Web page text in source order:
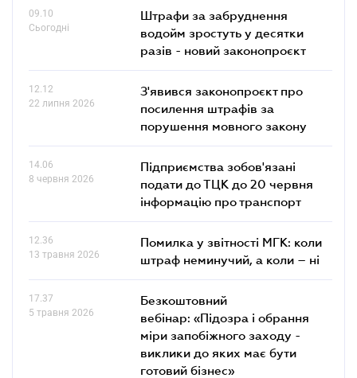
09.10
Сьогодні
Штрафи за забруднення
водойм зростуть у десятки
разів - новий законопроєкт
12.12
22 липня 2026
З'явився законопроєкт про
посилення штрафів за
порушення мовного закону
14.06
8 червня 2026
Підприємства зобов'язані
подати до ТЦК до 20 червня
інформацію про транспорт
12.36
13 травня 2026
Помилка у звітності МГК: коли
штраф неминучий, а коли – ні
17.37
5 травня 2026
Безкоштовний
вебінар: «Підозра і обрання
міри запобіжного заходу -
виклики до яких має бути
готовий бізнес»